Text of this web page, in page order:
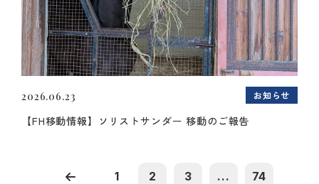
2026.06.23 お知らせ
【FH移動情報】ソリストサンダー 移動のご報告
1 2 3 ... 74